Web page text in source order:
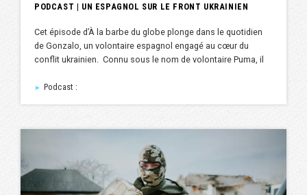
PODCAST | UN ESPAGNOL SUR LE FRONT UKRAINIEN
Cet épisode d’À la barbe du globe plonge dans le quotidien
de Gonzalo, un volontaire espagnol engagé au cœur du
conflit ukrainien. Connu sous le nom de volontaire Puma, il
► Podcast :